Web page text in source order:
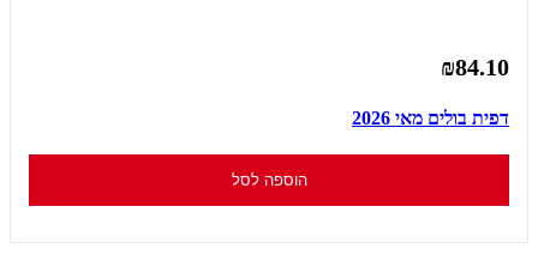
₪84.10
דפית בולים מאי 2026
הוספה לסל